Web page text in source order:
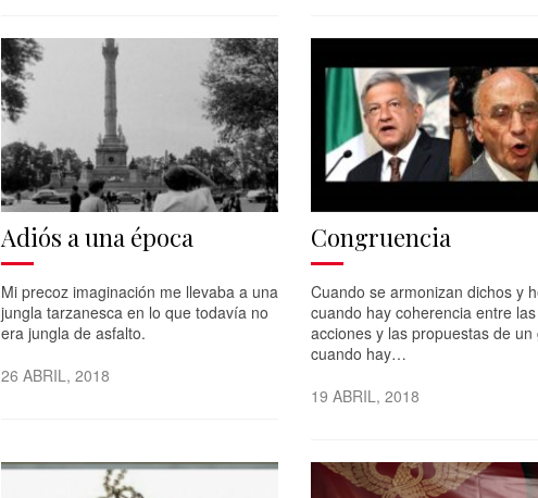
Adiós a una época
Mi precoz imaginación me llevaba a una
jungla tarzanesca en lo que todavía no
era jungla de asfalto.
26 ABRIL, 2018
Congruencia
Cuando se armonizan dichos y
cuando hay coherencia entre las
acciones y las propuestas de un
cuando hay…
19 ABRIL, 2018